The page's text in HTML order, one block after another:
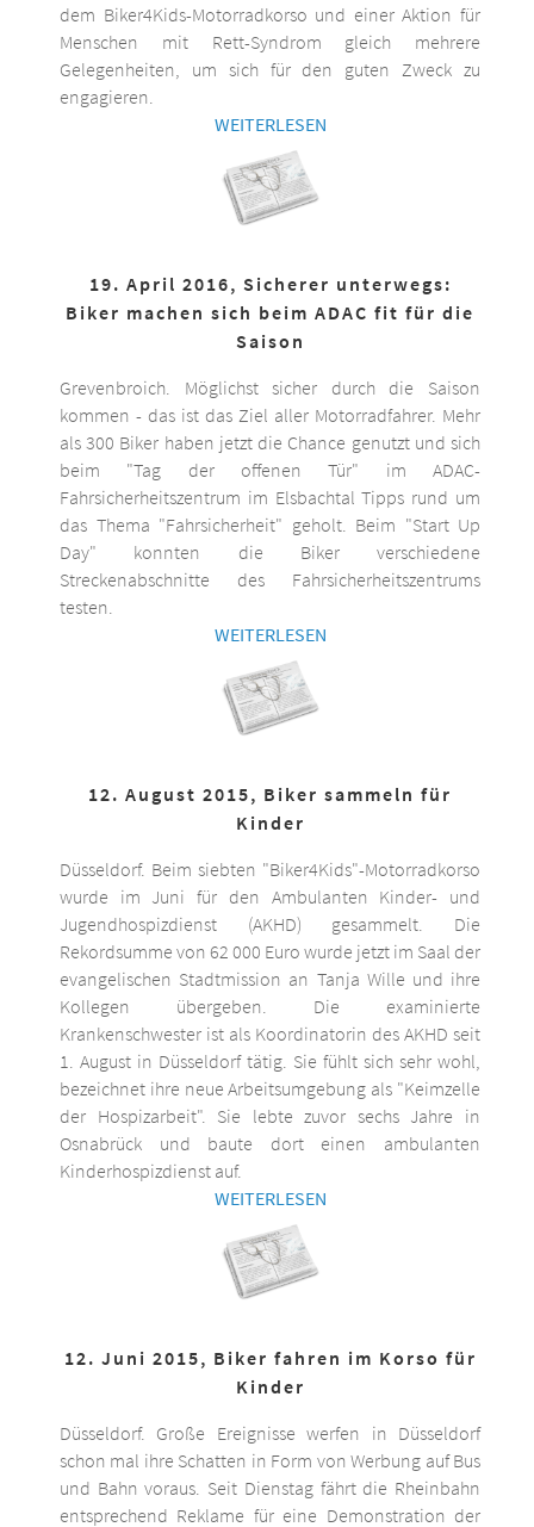
dem Biker4Kids-Motorradkorso und einer Aktion für
Menschen mit Rett-Syndrom gleich mehrere
Gelegenheiten, um sich für den guten Zweck zu
engagieren.
WEITERLESEN
19. April 2016, Sicherer unterwegs:
Biker machen sich beim ADAC fit für die
Saison
Grevenbroich. Möglichst sicher durch die Saison
kommen - das ist das Ziel aller Motorradfahrer. Mehr
als 300 Biker haben jetzt die Chance genutzt und sich
beim "Tag der offenen Tür" im ADAC-
Fahrsicherheitszentrum im Elsbachtal Tipps rund um
das Thema "Fahrsicherheit" geholt. Beim "Start Up
Day" konnten die Biker verschiedene
Streckenabschnitte des Fahrsicherheitszentrums
testen.
WEITERLESEN
12. August 2015, Biker sammeln für
Kinder
Düsseldorf. Beim siebten "Biker4Kids"-Motorradkorso
wurde im Juni für den Ambulanten Kinder- und
Jugendhospizdienst (AKHD) gesammelt. Die
Rekordsumme von 62 000 Euro wurde jetzt im Saal der
evangelischen Stadtmission an Tanja Wille und ihre
Kollegen übergeben. Die examinierte
Krankenschwester ist als Koordinatorin des AKHD seit
1. August in Düsseldorf tätig. Sie fühlt sich sehr wohl,
bezeichnet ihre neue Arbeitsumgebung als "Keimzelle
der Hospizarbeit". Sie lebte zuvor sechs Jahre in
Osnabrück und baute dort einen ambulanten
Kinderhospizdienst auf.
WEITERLESEN
12. Juni 2015, Biker fahren im Korso für
Kinder
Düsseldorf. Große Ereignisse werfen in Düsseldorf
schon mal ihre Schatten in Form von Werbung auf Bus
und Bahn voraus. Seit Dienstag fährt die Rheinbahn
entsprechend Reklame für eine Demonstration der